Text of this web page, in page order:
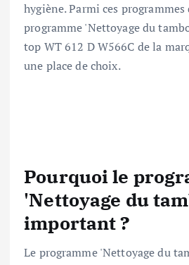
hygiène. Parmi ces
programme 'Nettoyage du
top WT 612 D W566C de la
une place de choix.
Pourquoi le
'Nettoyage du
important ?
Le programme 'Nettoyage du